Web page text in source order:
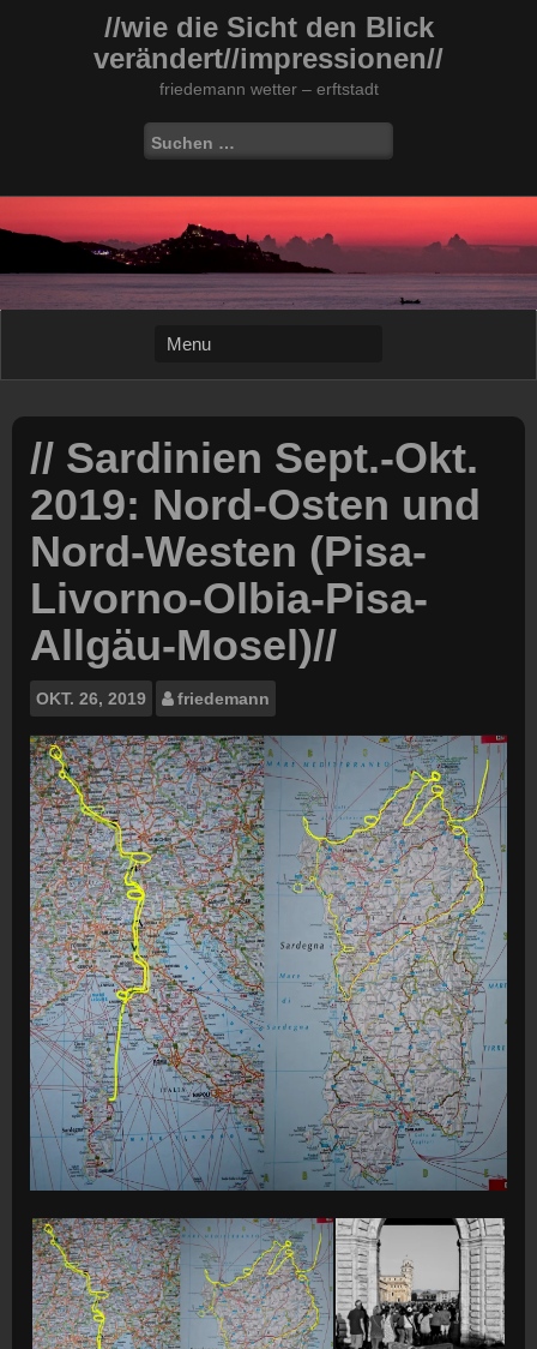
//wie die Sicht den Blick
verändert//impressionen//
friedemann wetter – erftstadt
Suchen
nach:
// Sardinien Sept.-Okt.
2019: Nord-Osten und
Nord-Westen (Pisa-
Livorno-Olbia-Pisa-
Allgäu-Mosel)//
OKT. 26, 2019 friedemann